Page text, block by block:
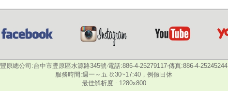
豐原總公司:台中市豐原區水源路345號‧電話:886-4-25279117‧傳真:886-4-25245244
服務時間:週一～五 8:30~17:40，例假日休
最佳解析度 : 1280x800